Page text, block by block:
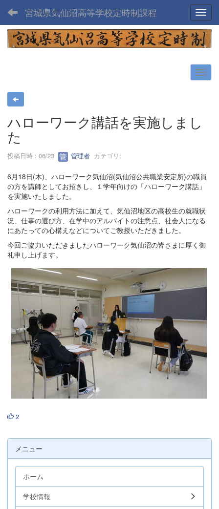
宮城県気仙沼高等学校定時制課程
ハローワーク講話を実施しまし
た
投稿日時 : 06/23 管理者 カテゴリ:
6月18日(木)、ハローワーク気仙沼(気仙沼公共職業安定所)の職員
の方を講師としてお招きし、１学年向けの「ハローワーク講話」
を実施いたしました。
ハローワークの利用方法に加えて、気仙沼地区の高校生の就職状
況、仕事の選び方、在学中のアルバイトの注意点、社会人になる
にあたっての心構えなどについてご教授いただきました。
今回ご協力いただきましたハローワーク気仙沼の皆さまに厚く御
礼申し上げます。
2
メニュー
ホーム
学校情報